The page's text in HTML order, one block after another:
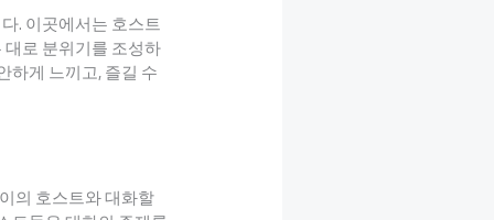
. 이곳에서는 호스트
로 분위기를 조성하
하게 느끼고, 즐길 수
의 호스트와 대화할